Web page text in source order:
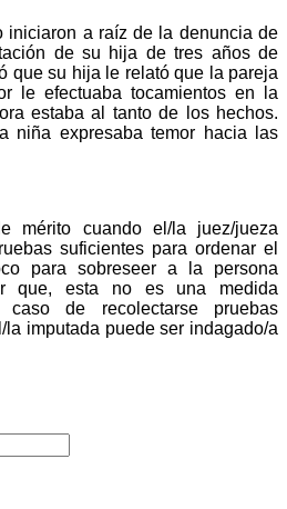
iniciaron a raíz de la denuncia de
de su hija de tres años de
que su hija le relató que la pareja
le efectuaba tocamientos en la
estaba al tanto de los hechos.
niña expresaba temor hacia las
mérito cuando el/la juez/jueza
suficientes para ordenar el
para sobreseer a la persona
que, esta no es una medida
de recolectarse pruebas
imputada puede ser indagado/a